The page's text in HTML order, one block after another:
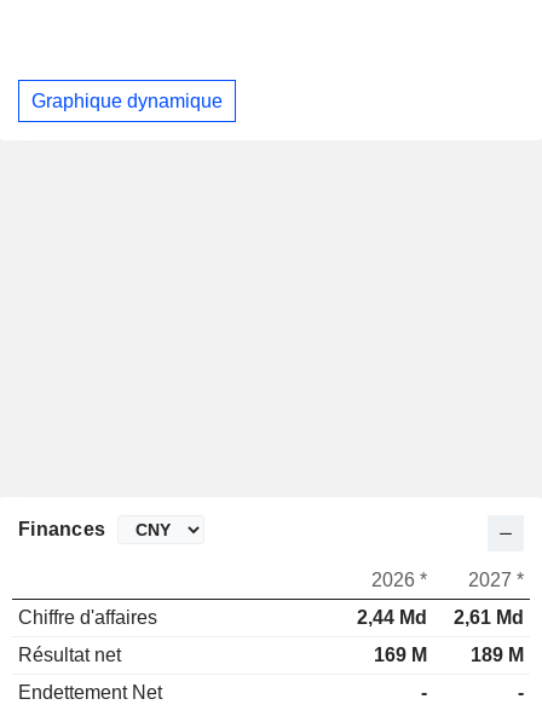
Graphique dynamique
Finances
2026 *
2027 *
Chiffre d'affaires
2,44 Md
2,61 Md
Résultat net
169 M
189 M
Endettement Net
- -